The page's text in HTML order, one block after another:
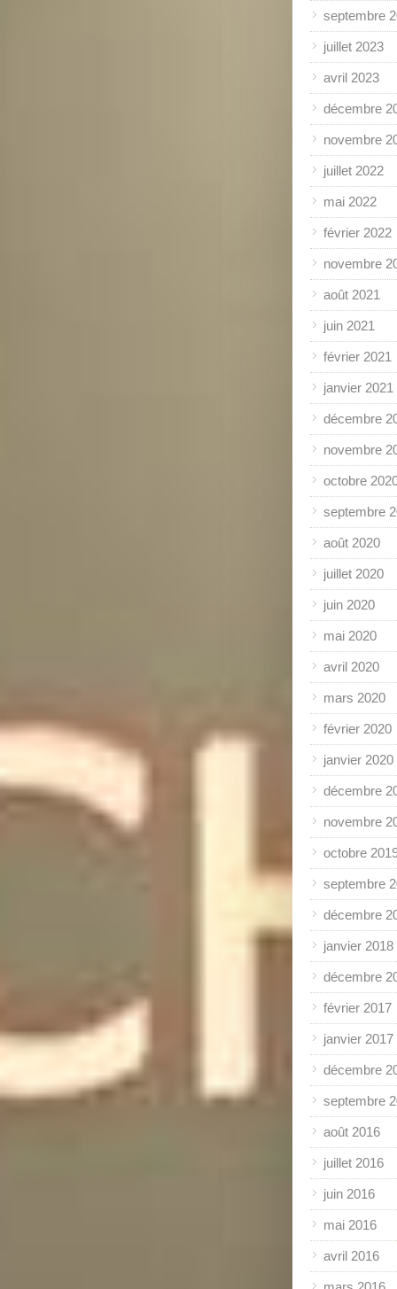
septembre
juillet 2023
avril 2023
décembre
novembre
juillet 2022
mai 2022
février 2022
novembre
août 2021
juin 2021
février 2021
janvier 2021
décembre
novembre
octobre
septembre
août 2020
juillet 2020
juin 2020
mai 2020
avril 2020
mars 2020
février 2020
janvier 2020
décembre
novembre
octobre
septembre
décembre
janvier 2018
décembre
février 2017
janvier 2017
décembre
septembre
août 2016
juillet 2016
juin 2016
mai 2016
avril 2016